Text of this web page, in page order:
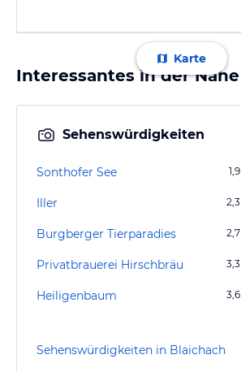
Karte
Interessantes in der Nähe
Sehenswürdigkeiten
Sonthofer See 1,9
Iller 2,3
Burgberger Tierparadies 2,7
Privatbrauerei Hirschbräu 3,3
Heiligenbaum 3,6
Sehenswürdigkeiten in Blaichach